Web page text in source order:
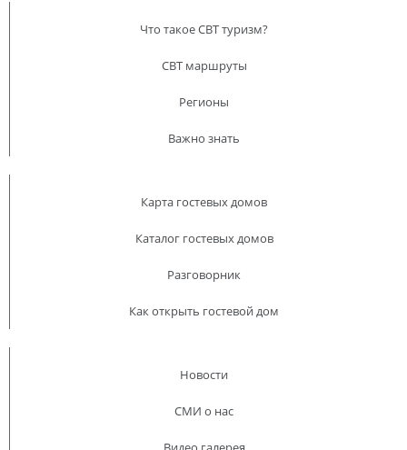
Что такое CBT туризм?
CBT маршруты
Регионы
Важно знать
Карта гостевых домов
Каталог гостевых домов
Разговорник
Как открыть гостевой дом
Новости
СМИ о нас